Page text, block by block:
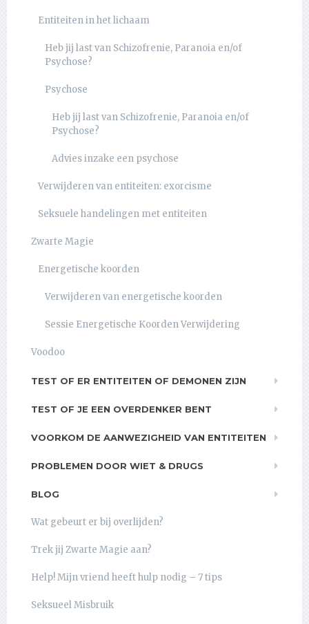
Entiteiten in het lichaam
Heb jij last van Schizofrenie, Paranoia en/of
Psychose?
Psychose
Heb jij last van Schizofrenie, Paranoia en/of
Psychose?
Advies inzake een psychose
Verwijderen van entiteiten: exorcisme
Seksuele handelingen met entiteiten
Zwarte Magie
Energetische koorden
Verwijderen van energetische koorden
Sessie Energetische Koorden Verwijdering
Voodoo
TEST OF ER ENTITEITEN OF DEMONEN ZIJN
TEST OF JE EEN OVERDENKER BENT
VOORKOM DE AANWEZIGHEID VAN ENTITEITEN
PROBLEMEN DOOR WIET & DRUGS
BLOG
Wat gebeurt er bij overlijden?
Trek jij Zwarte Magie aan?
Help! Mijn vriend heeft hulp nodig – 7 tips
Seksueel Misbruik